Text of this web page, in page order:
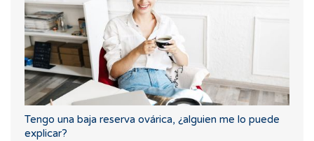
Tengo una baja reserva ovárica, ¿alguien me lo puede
explicar?